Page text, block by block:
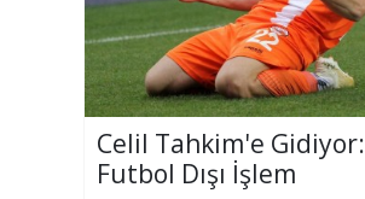
Celil Tahkim'e Gidiyor:
Futbol Dışı İşlem